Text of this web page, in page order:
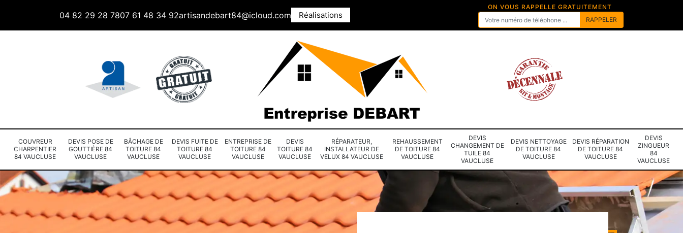
04 82 29 28 7807 61 48 34 92artisandebart84@icloud.com Réalisations
ON VOUS RAPPELLE GRATUITEMENT
COUVREUR
CHARPENTIER
84 VAUCLUSE
DEVIS POSE DE
GOUTTIÈRE 84
VAUCLUSE
BÂCHAGE DE
TOITURE 84
VAUCLUSE
DEVIS FUITE DE
TOITURE 84
VAUCLUSE
ENTREPRISE DE
TOITURE 84
VAUCLUSE
DEVIS
TOITURE 84
VAUCLUSE
RÉPARATEUR,
INSTALLATEUR DE
VELUX 84 VAUCLUSE
REHAUSSEMENT
DE TOITURE 84
VAUCLUSE
DEVIS
CHANGEMENT DE
TUILE 84
VAUCLUSE
DEVIS NETTOYAGE
DE TOITURE 84
VAUCLUSE
DEVIS RÉPARATION
DE TOITURE 84
VAUCLUSE
DEVIS
ZINGUEUR
84
VAUCLUSE